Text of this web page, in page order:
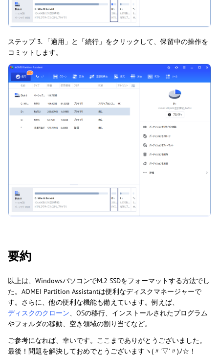
ステップ 3. 「適用」と「続行」をクリックして、保留中の操作を
コミットします。
要約
以上は、WindowsパソコンでM.2 SSDをフォーマットする方法でし
た。AOMEI Partition Assistantは便利なディスクマネージャーで
す。さらに、他の便利な機能も備えています。例えば、
ディスクのクローン、OSの移行、インストールされたプログラム
やフォルダの移動、空き領域の割り当てなど。
ご参考になれば、幸いです。ここまでありがとうございました。
最後！問題を解決しておめでとうございますヽ(〃'▽'〃)ﾉ☆！